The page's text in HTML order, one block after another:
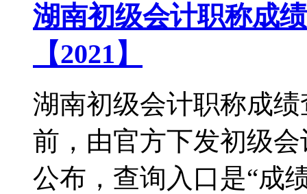
湖南初级会计职称成
【2021】
湖南初级会计职称成
前，由官方下发初级
公布，查询入口是“成